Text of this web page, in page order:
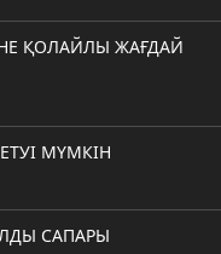
ҚОЛАЙЛЫ ЖАҒДАЙ
МҮМКІН
САПАРЫ